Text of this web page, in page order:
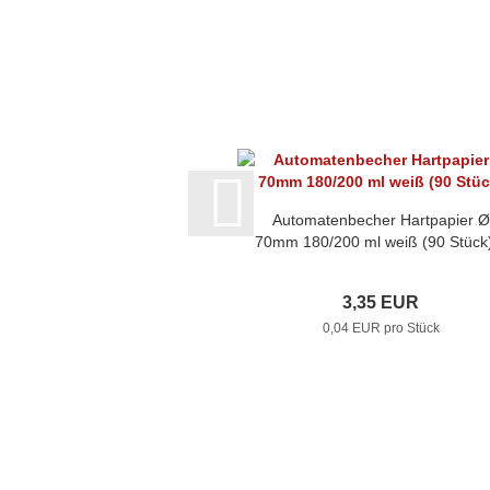
Automatenbecher Hartpapier Ø
70mm 180/200 ml weiß (90
3,35 EUR
0,04 EUR pro Stück